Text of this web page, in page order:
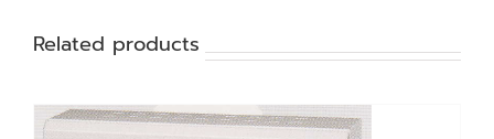
Related products